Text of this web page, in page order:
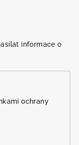
informace o
ochrany